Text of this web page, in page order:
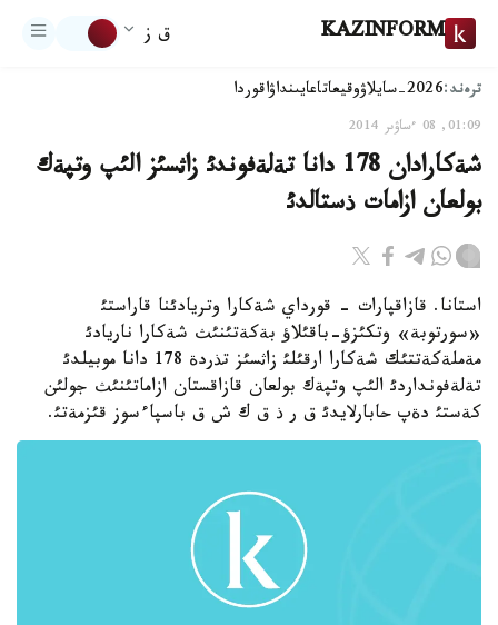
KAZINFORM ق ز
ترەند:2026-سايلاۋ وقيعاتاعايىنداۋاقوردا
01:09, 08 ءساۋىر 2014
شةكارادان 178 دانا تةلةفوندئ زاثسئز الئپ وتپةك
بولعان ازامات ذستالدئ
استانا. قازاقپارات - قورداي شةكارا وتريادئنا قاراستئ
«سورتوبة» وتكئزؤ-باقئلاؤ بةكةتئنئث شةكارا ناريادئ
مةملةكةتتئك شةكارا ارقئلئ زاثسئز تذردة 178 دانا موبيلدئ
تةلةفونداردئ الئپ وتپةك بولعان قازاقستان ازاماتئنئث جولئن
كةستئ دةپ حابارلايدئ ق ر ذ ق ك ش ق باسپاءسوز قئزمةتئ.